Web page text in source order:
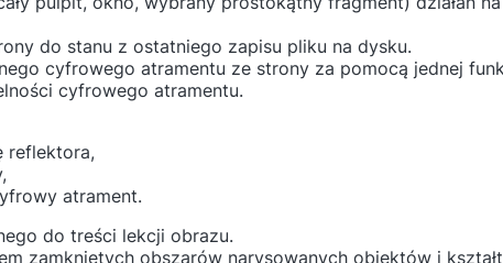
do stanu z ostatniego zapisu pliku na dysku.
cyfrowego atramentu ze strony za pomocą jednej
cyfrowego atramentu.
reflektora,
atrament.
do treści lekcji obrazu.
zamkniętych obszarów narysowanych obiektów i